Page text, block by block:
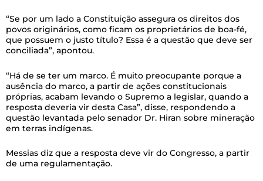
“Se por um lado a Constituição assegura os direitos dos
povos originários, como ficam os proprietários de boa-fé,
que possuem o justo título? Essa é a questão que deve ser
conciliada”, apontou.
“Há de se ter um marco. É muito preocupante porque a
ausência do marco, a partir de ações constitucionais
próprias, acabam levando o Supremo a legislar, quando a
resposta deveria vir desta Casa”, disse, respondendo a
questão levantada pelo senador Dr. Hiran sobre mineração
em terras indígenas.
Messias diz que a resposta deve vir do Congresso, a partir
de uma regulamentação.